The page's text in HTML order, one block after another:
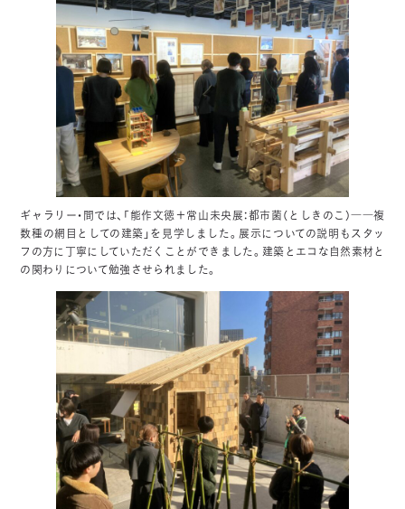
ギャラリー・間では、「能作文徳＋常山未央展：都市菌（としきのこ）――複
数種の網目としての建築」を見学しました。展示についての説明もスタッ
フの方に丁寧にしていただくことができました。建築とエコな自然素材と
の関わりについて勉強させられました。